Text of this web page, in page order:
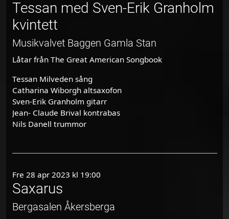
Tessan med Sven-Erik Granholm
kvintett
Musikvalvet Baggen Gamla Stan
Låtar från The Great American Songbook
Tessan Milveden sång
Catharina Wiborgh altsaxofon
Sven-Erik Granholm gitarr
Jean- Claude Brival kontrabas
Nils Danell trummor
Fre 28 apr 2023 kl 19:00
Saxarus
Bergasalen Åkersberga